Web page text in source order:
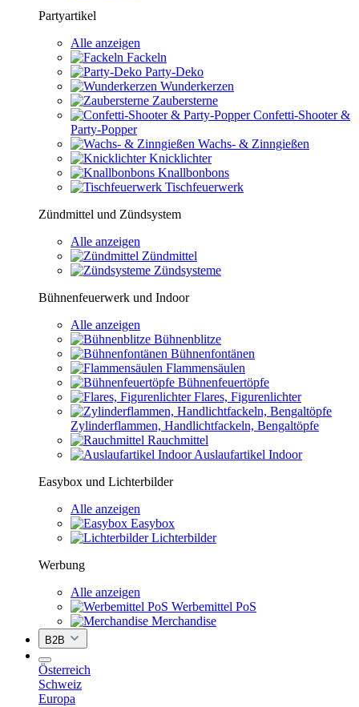
Partyartikel
Alle anzeigen
Fackeln
Party-Deko
Wunderkerzen
Zaubersterne
Confetti-Shooter &
Party-Popper
Wachs- & Zinngießen
Knicklichter
Knallbonbons
Tischfeuerwerk
Zündmittel und Zündsystem
Alle anzeigen
Zündmittel
Zündsysteme
Bühnenfeuerwerk und Indoor
Alle anzeigen
Bühnenblitze
Bühnenfontänen
Flammensäulen
Bühnenfeuertöpfe
Flares, Figurenlichter
Zylinderflammen, Handlichtfackeln, Bengaltöpfe
Rauchmittel
Auslaufartikel Indoor
Easybox und Lichterbilder
Alle anzeigen
Easybox
Lichterbilder
Werbung
Alle anzeigen
Werbemittel PoS
Merchandise
B2B
Österreich
Schweiz
Europa